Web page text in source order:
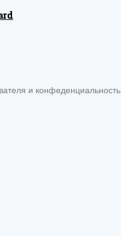
и конфеденциальность